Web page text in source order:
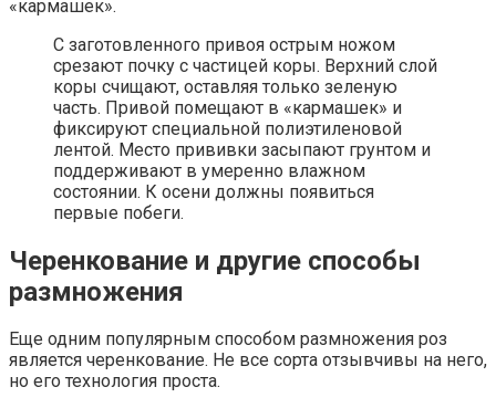
«кармашек».
С заготовленного привоя острым ножом
срезают почку с частицей коры. Верхний слой
коры счищают, оставляя только зеленую
часть. Привой помещают в «кармашек» и
фиксируют специальной полиэтиленовой
лентой. Место прививки засыпают грунтом и
поддерживают в умеренно влажном
состоянии. К осени должны появиться
первые побеги.
Черенкование и другие способы
размножения
Еще одним популярным способом размножения роз
является черенкование. Не все сорта отзывчивы на него,
но его технология проста.